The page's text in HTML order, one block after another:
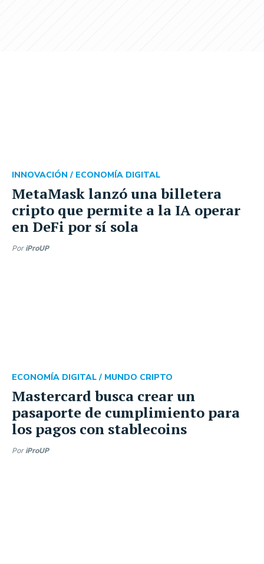
MetaMask lanzó una billetera
cripto que permite a la IA operar
en DeFi por sí sola
INNOVACIÓN / ECONOMÍA DIGITAL
Por iProUP
Mastercard busca crear un
pasaporte de cumplimiento para
los pagos con stablecoins
ECONOMÍA DIGITAL / MUNDO CRIPTO
Por iProUP